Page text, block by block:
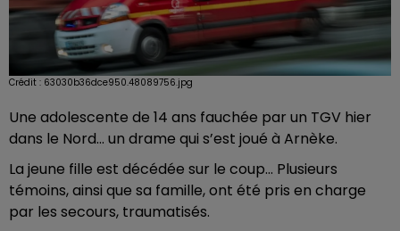
Crédit : 63030b36dce950.48089756.jpg
Une adolescente de 14 ans fauchée par un TGV hier
dans le Nord... un drame qui s’est joué à Arnèke.
La jeune fille est décédée sur le coup... Plusieurs
témoins, ainsi que sa famille, ont été pris en charge
par les secours, traumatisés.